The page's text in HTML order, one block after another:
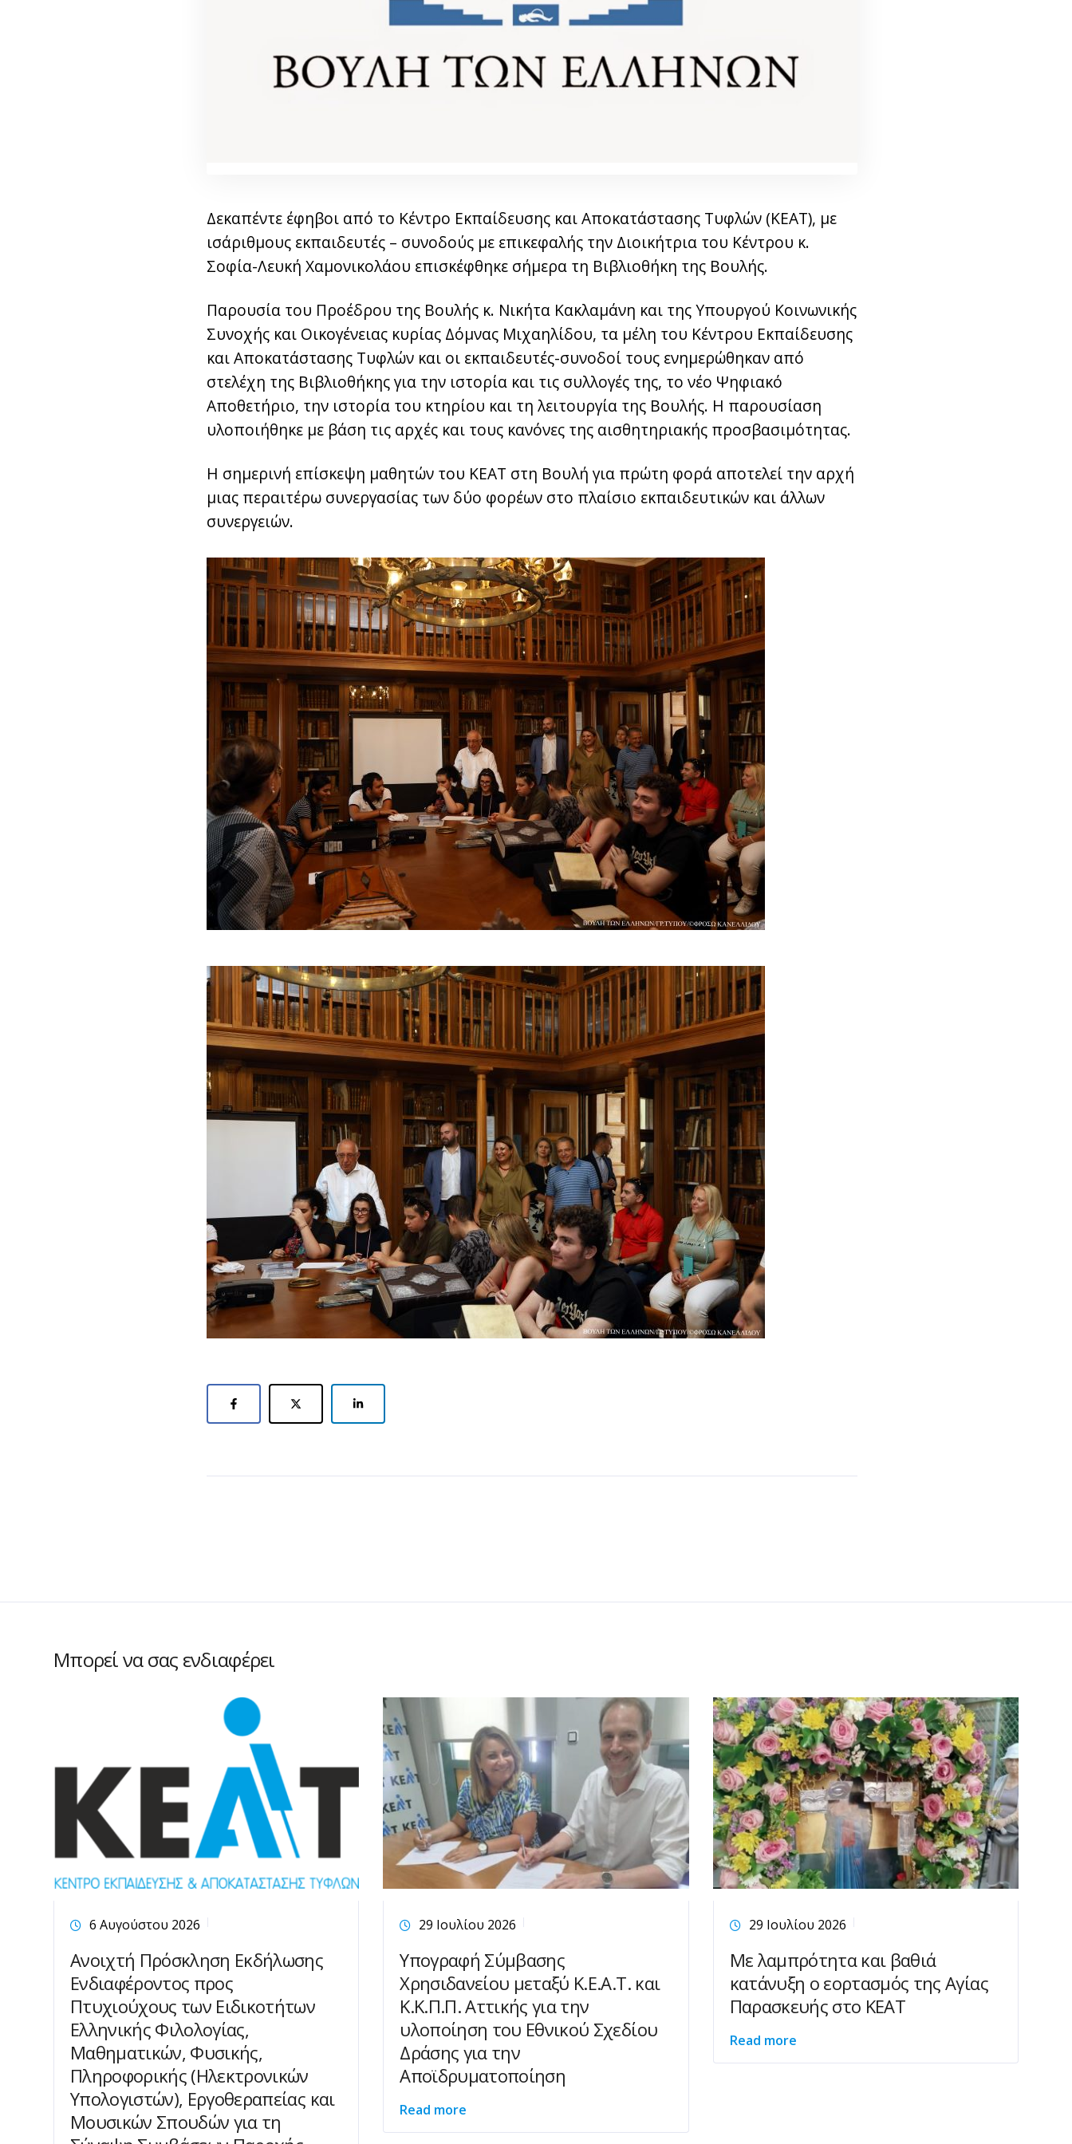
Δεκαπέντε έφηβοι από το Κέντρο Εκπαίδευσης και Αποκατάστασης Τυφλών (ΚΕΑΤ), με
ισάριθμους εκπαιδευτές – συνοδούς με επικεφαλής την Διοικήτρια του Κέντρου κ.
Σοφία-Λευκή Χαμονικολάου επισκέφθηκε σήμερα τη Βιβλιοθήκη της Βουλής.
Παρουσία του Προέδρου της Βουλής κ. Νικήτα Κακλαμάνη και της Υπουργού Κοινωνικής
Συνοχής και Οικογένειας κυρίας Δόμνας Μιχαηλίδου, τα μέλη του Κέντρου Εκπαίδευσης
και Αποκατάστασης Τυφλών και οι εκπαιδευτές-συνοδοί τους ενημερώθηκαν από
στελέχη της Βιβλιοθήκης για την ιστορία και τις συλλογές της, το νέο Ψηφιακό
Αποθετήριο, την ιστορία του κτηρίου και τη λειτουργία της Βουλής. Η παρουσίαση
υλοποιήθηκε με βάση τις αρχές και τους κανόνες της αισθητηριακής προσβασιμότητας.
Η σημερινή επίσκεψη μαθητών του ΚΕΑΤ στη Βουλή για πρώτη φορά αποτελεί την αρχή
μιας περαιτέρω συνεργασίας των δύο φορέων στο πλαίσιο εκπαιδευτικών και άλλων
συνεργειών.
Μπορεί να σας ενδιαφέρει
6 Αυγούστου 2026
Ανοιχτή Πρόσκληση Εκδήλωσης
Ενδιαφέροντος προς
Πτυχιούχους των Ειδικοτήτων
Ελληνικής Φιλολογίας,
Μαθηματικών, Φυσικής,
Πληροφορικής (Ηλεκτρονικών
Υπολογιστών), Εργοθεραπείας και
Μουσικών Σπουδών για τη
29 Ιουλίου 2026
Υπογραφή Σύμβασης
Χρησιδανείου μεταξύ Κ.Ε.Α.Τ. και
Κ.Κ.Π.Π. Αττικής για την
υλοποίηση του Εθνικού Σχεδίου
Δράσης για την
Αποϊδρυματοποίηση
Read more
29 Ιουλίου 2026
Με λαμπρότητα και βαθιά
κατάνυξη ο εορτασμός της Αγίας
Παρασκευής στο ΚΕΑΤ
Read more